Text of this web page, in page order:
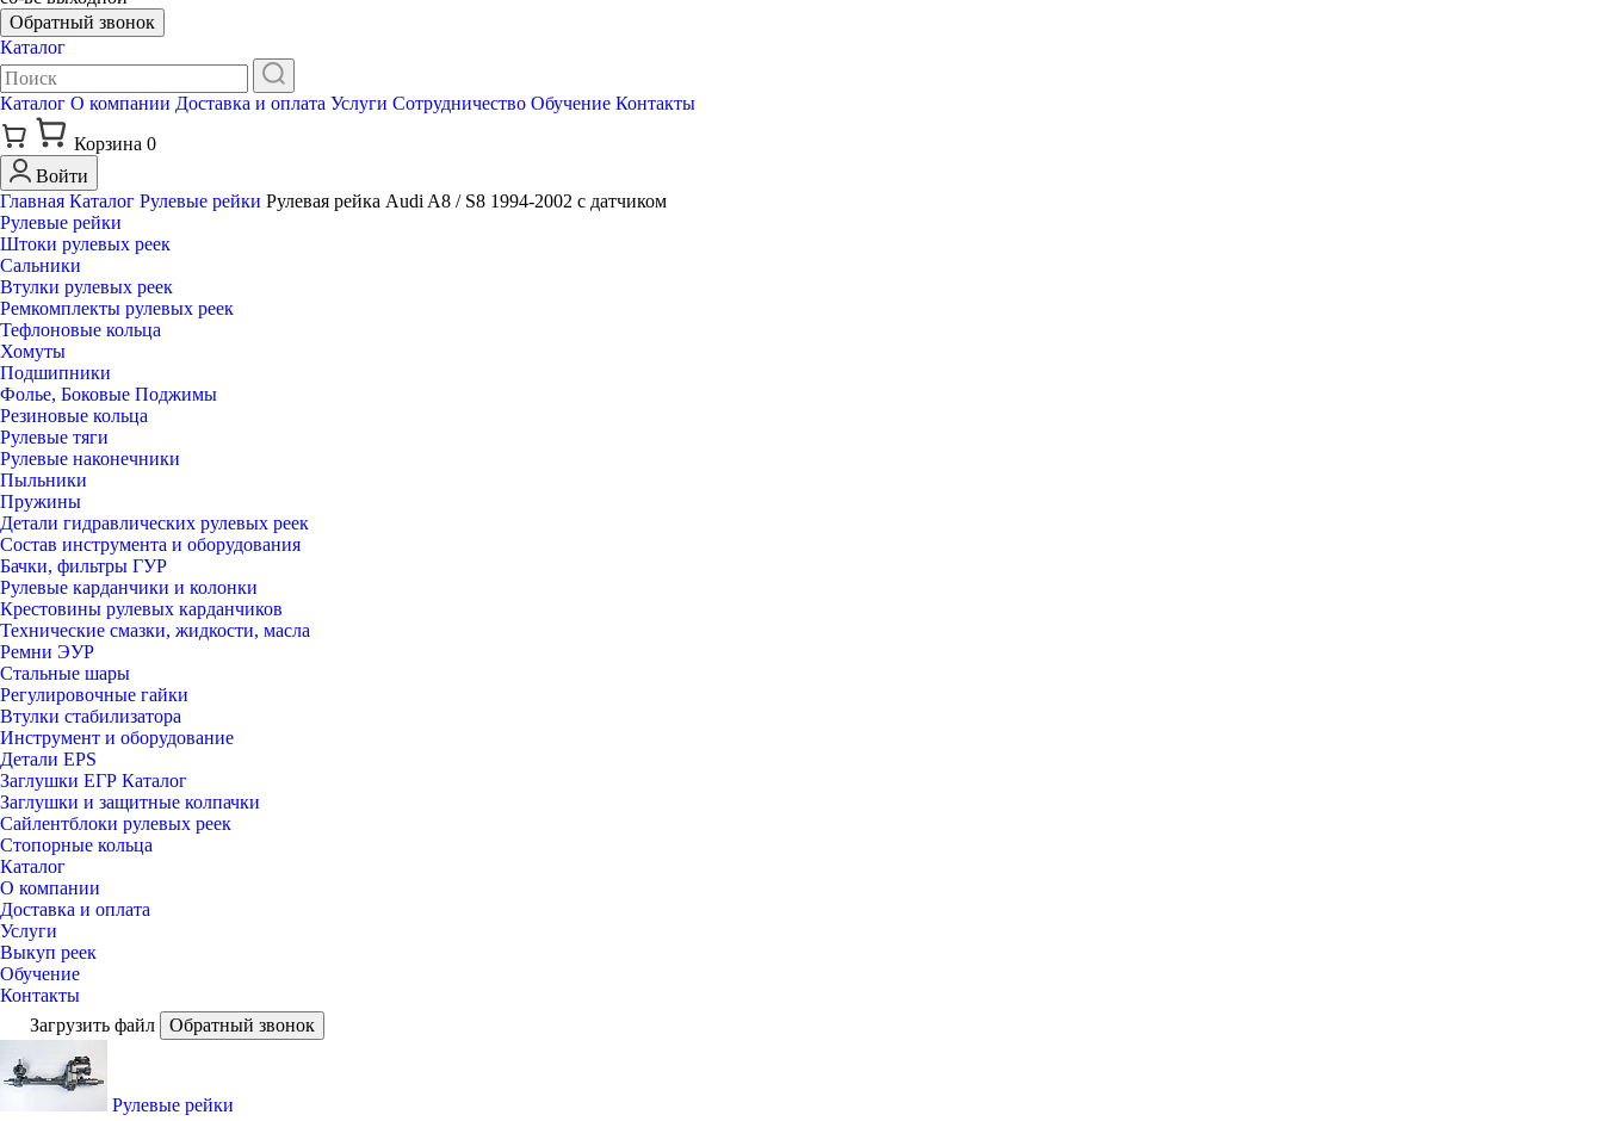
Обратный звонок
Каталог
Каталог О компании Доставка и оплата Услуги Сотрудничество Обучение Контакты
Корзина 0
Войти
Главная Каталог Рулевые рейки Рулевая рейка Audi A8 / S8 1994-2002 с датчиком
Рулевые рейки
Штоки рулевых реек
Сальники
Втулки рулевых реек
Ремкомплекты рулевых реек
Тефлоновые кольца
Хомуты
Подшипники
Фолье, Боковые Поджимы
Резиновые кольца
Рулевые тяги
Рулевые наконечники
Пыльники
Пружины
Детали гидравлических рулевых реек
Состав инструмента и оборудования
Бачки, фильтры ГУР
Рулевые карданчики и колонки
Крестовины рулевых карданчиков
Технические смазки, жидкости, масла
Ремни ЭУР
Стальные шары
Регулировочные гайки
Втулки стабилизатора
Инструмент и оборудование
Детали EPS
Заглушки ЕГР Каталог
Заглушки и защитные колпачки
Сайлентблоки рулевых реек
Стопорные кольца
Каталог
О компании
Доставка и оплата
Услуги
Выкуп реек
Обучение
Контакты
Загрузить файл
Обратный звонок
Рулевые рейки